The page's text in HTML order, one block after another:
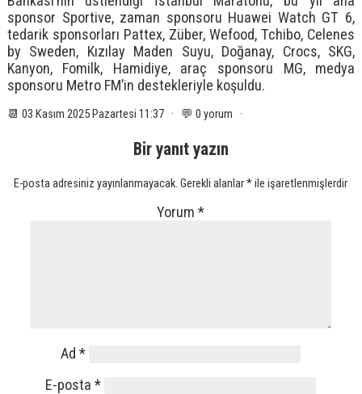
sponsor Sportive, zaman sponsoru Huawei Watch GT 6,
tedarik sponsorları Pattex, Züber, Wefood, Tchibo, Celenes
by Sweden, Kızılay Maden Suyu, Doğanay, Crocs, SKG,
Kanyon, Fomilk, Hamidiye, araç sponsoru MG, medya
sponsoru Metro FM’in destekleriyle koşuldu.
📆 03 Kasım 2025 Pazartesi 11:37 · 💬 0 yorum ·
Bir yanıt yazın
E-posta adresiniz yayınlanmayacak. Gerekli alanlar*ile işaretlenmişlerdir
Yorum*
Ad*
E-posta*